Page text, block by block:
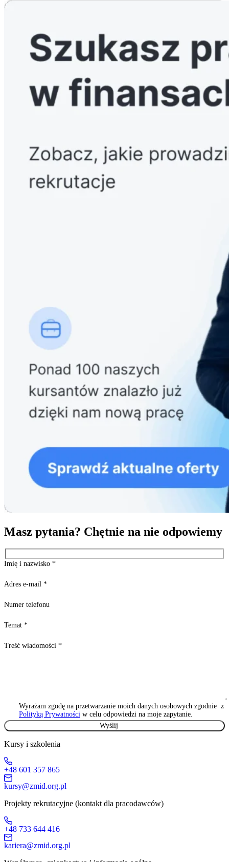
Twoje dane osobowe będziemy przetwarzać także w celu
możemy przetwarzać Twoje dane dłużej niż 3 lata, jeżeli taka
konieczność wynikać będzie z przepisów prawa. Twoje dane
osobowe możemy przekazywać następującym kategoriom
odbiorców:
dostawcom systemów informatycznych, jak również
2) potencjalnym pracodawcom (po dokonanej przez nas selekcji)
oraz organom państwowym, jeżeli zwrócą się do nas z takim
wnioskiem (np. sąd, prokuratura). Nie przekazujemy Twoich
Masz pytania? Chętnie na nie odpowiemy
Imię i nazwisko *
Adres e-mail *
Numer telefonu
Temat *
Treść wiadomości *
Wyrażam zgodę na przetwarzanie moich danych osobowych zgodnie z
Polityką Prywatności w celu odpowiedzi na moje zapytanie.
Kursy i szkolenia
+48 601 357 865
kursy@zmid.org.pl
Projekty rekrutacyjne (kontakt dla pracodawców)
+48 733 644 416
kariera@zmid.org.pl